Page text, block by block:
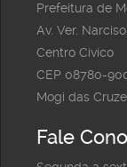
Prefeitura de
Av. Ver.
Centro Cívico
CEP 08780-
Mogi das
Fale